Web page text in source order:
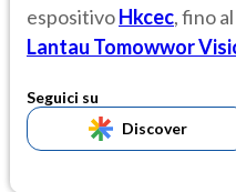
espositivoHkcec,fino
Lantau Tomowwor
Seguici su
Discover